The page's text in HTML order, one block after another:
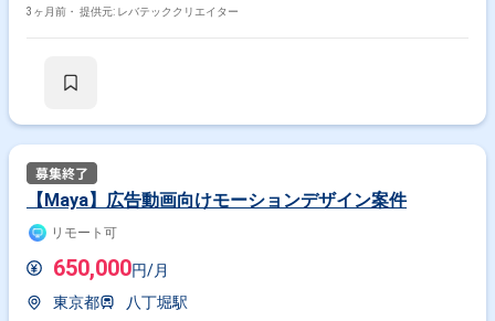
ーやライティングの調整 ・ゲームエンジン(Unreal Engine5)への組み込み
3ヶ月前・ 提供元: レバテッククリエイター
【Maya】広告動画向けモーションデザイン案件
リモート可
650,000円/月
東京都
八丁堀駅